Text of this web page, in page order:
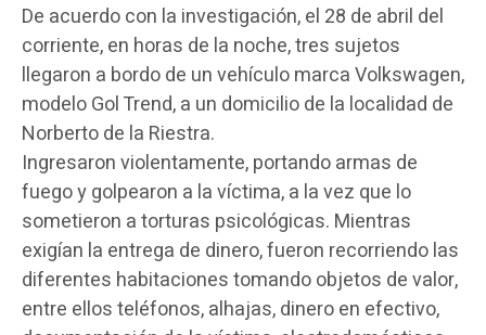
De acuerdo con la investigación, el 28 de abril del
corriente, en horas de la noche, tres sujetos
llegaron a bordo de un vehículo marca Volkswagen,
modelo Gol Trend, a un domicilio de la localidad de
Norberto de la Riestra.
Ingresaron violentamente, portando armas de
fuego y golpearon a la víctima, a la vez que lo
sometieron a torturas psicológicas. Mientras
exigían la entrega de dinero, fueron recorriendo las
diferentes habitaciones tomando objetos de valor,
entre ellos teléfonos, alhajas, dinero en efectivo,